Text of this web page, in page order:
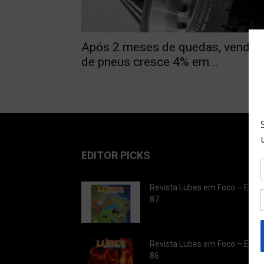
Após 2 meses de quedas, venda
de pneus cresce 4% em...
EDITOR PICKS
Revista Lubes em Foco –
87
Revista Lubes em Foco –
86